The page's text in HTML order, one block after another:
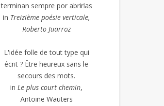
terminan sempre por abrirlas
in Treizième poésie verticale,
Roberto Juarroz
L'idée folle de tout type qui
écrit ? Être heureux sans le
secours des mots.
in Le plus court chemin,
Antoine Wauters